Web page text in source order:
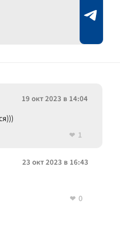
19 окт 2023 в 14:04
1
23 окт 2023 в 16:43
0